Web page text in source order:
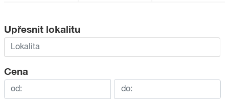
Upřesnit lokalitu
Cena